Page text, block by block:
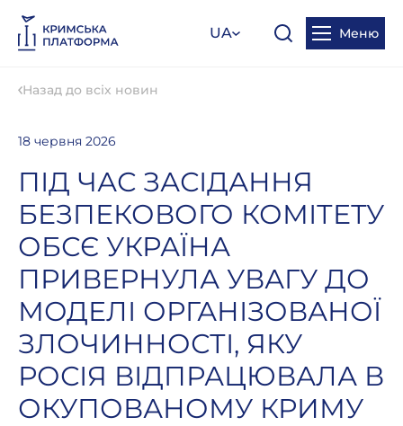
UA Меню
Назад до всіх новин
18 червня 2026
ПІД ЧАС ЗАСІДАННЯ
БЕЗПЕКОВОГО КОМІТЕТУ
ОБСЄ УКРАЇНА
ПРИВЕРНУЛА УВАГУ ДО
МОДЕЛІ ОРГАНІЗОВАНОЇ
ЗЛОЧИННОСТІ, ЯКУ
РОСІЯ ВІДПРАЦЮВАЛА В
ОКУПОВАНОМУ КРИМУ